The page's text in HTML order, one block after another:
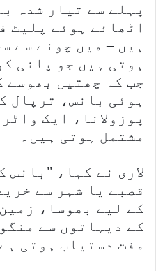
پہلے سے تیار شدہ
اٹھائے ہوئے پلیٹ
ہیں – میں چونے سے
ہوتی ہیں جو پانی
جب کہ چھتیں بھوسے
ہوئی بانس، ترپال
پوزولانا، ایک
مشتمل ہوتی ہیں۔
لاری نے کہا، "بانس
قصبے یا شہر سے
کے لیے بھوسا،
کے دیہاتوں سے
مفت دستیاب ہوتی